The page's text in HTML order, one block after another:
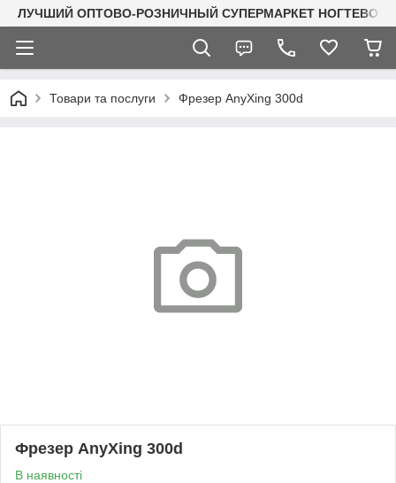
ЛУЧШИЙ ОПТОВО-РОЗНИЧНЫЙ СУПЕРМАРКЕТ
Товари та послуги Фрезер AnyXing 300d
Фрезер AnyXing 300d
В наявності